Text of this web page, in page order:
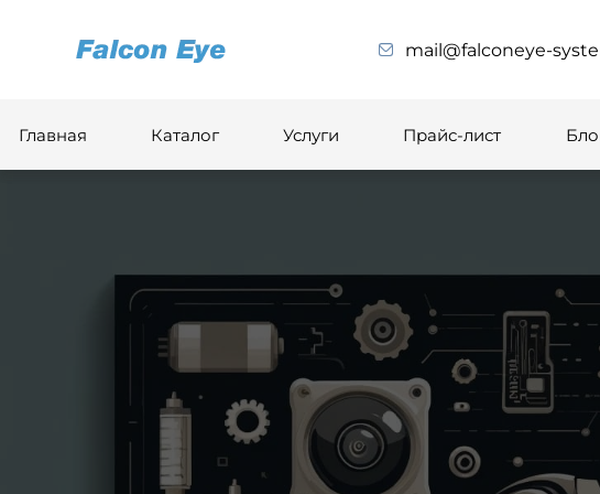
mail@falconeye-
Главная Каталог Услуги Прайс-лист